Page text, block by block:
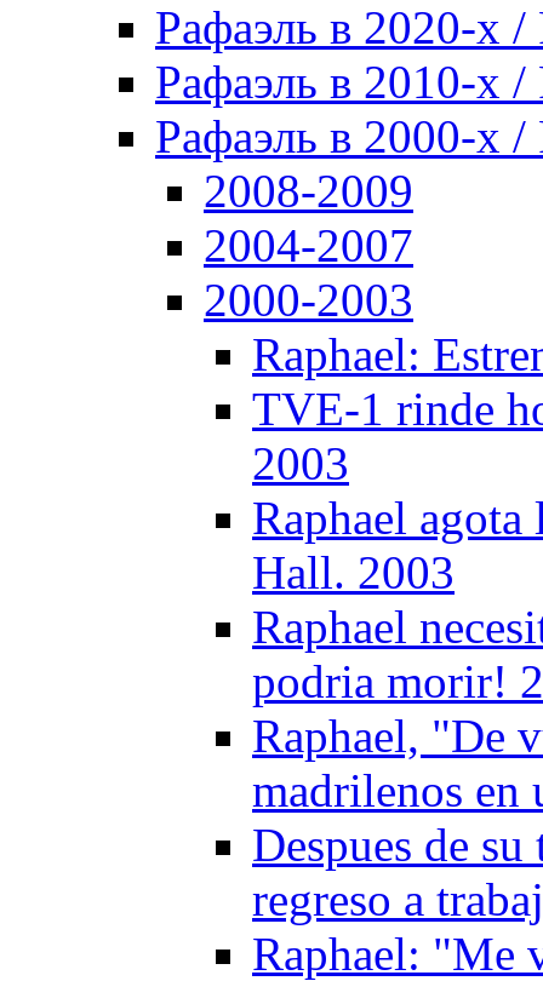
Рафаэль в 2020-х /
Рафаэль в 2010-х /
Рафаэль в 2000-х /
2008-2009
2004-2007
2000-2003
Raphael:
TVE-1 rinde
2003
Raphael agota
Hall. 2003
Raphael
podria morir!
Raphael, "De
madrilenos en
Despues de
regreso a
Raphael: "Me